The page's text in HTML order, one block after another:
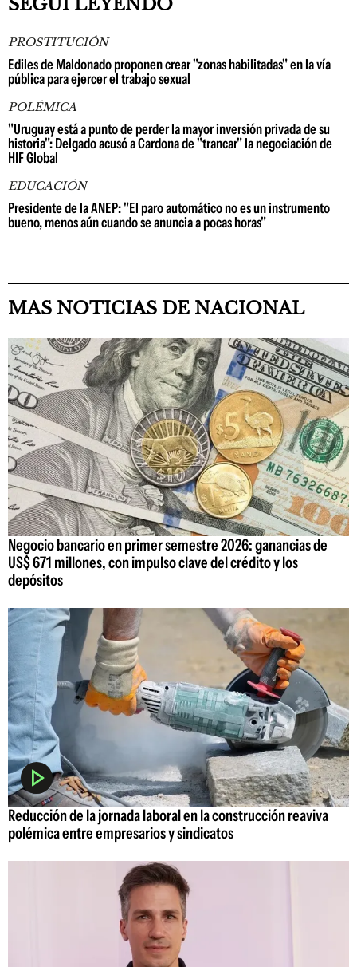
SEGUÍ LEYENDO
PROSTITUCIÓN
Ediles de Maldonado proponen crear "zonas habilitadas" en la vía
pública para ejercer el trabajo sexual
POLÉMICA
"Uruguay está a punto de perder la mayor inversión privada de su
historia": Delgado acusó a Cardona de "trancar" la negociación de
HIF Global
EDUCACIÓN
Presidente de la ANEP: "El paro automático no es un instrumento
bueno, menos aún cuando se anuncia a pocas horas"
MAS NOTICIAS DE NACIONAL
Negocio bancario en primer semestre 2026: ganancias de
US$ 671 millones, con impulso clave del crédito y los
depósitos
Reducción de la jornada laboral en la construcción reaviva
polémica entre empresarios y sindicatos